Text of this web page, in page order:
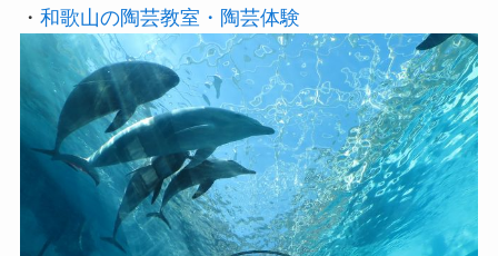
・ 和歌山の陶芸教室・陶芸体験